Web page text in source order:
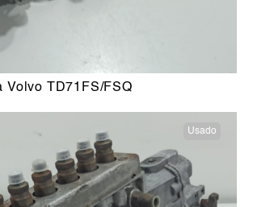
Volvo TD71FS/FSQ
Usado